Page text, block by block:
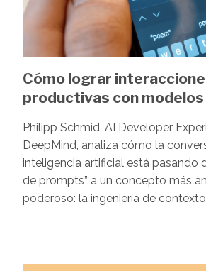
Cómo lograr
productivas con modelos
Philipp Schmid, AI Developer
DeepMind, analiza cómo la
inteligencia artificial está pasando
de prompts” a un concepto más
poderoso: la ingeniería de